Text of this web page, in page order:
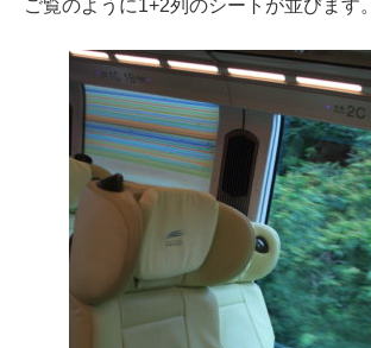
ご覧のように1+2列のシートが並びます。